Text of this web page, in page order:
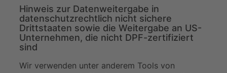
Hinweis zur Datenweitergabe in
datenschutzrechtlich nicht sichere
Drittstaaten sowie die Weitergabe an US-
Unternehmen, die nicht DPF-zertifiziert
sind
Wir verwenden unter anderem Tools von